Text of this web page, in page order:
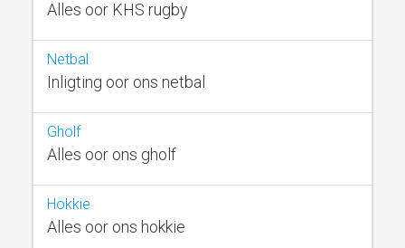
Alles oor KHS rugby
Netbal
Inligting oor ons netbal
Gholf
Alles oor ons gholf
Hokkie
Alles oor ons hokkie